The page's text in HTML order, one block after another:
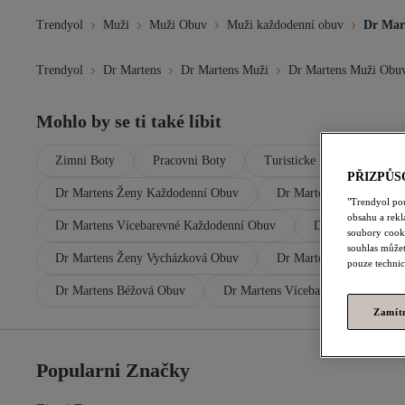
Trendyol Muži Muži Obuv Muži každodenní obuv Dr
Trendyol Dr Martens Dr Martens Muži Dr Martens Muži
Mohlo by se ti také líbit
Zimni Boty Pracovni Boty Turisticke Boty
Dr Martens Ženy Každodenní Obuv Dr Martens Hnědá
Dr Martens Vícebarevné Každodenní Obuv Dr Martens
Dr Martens Ženy Vycházková Obuv Dr Martens Ženy Boty A
Dr Martens Béžová Obuv Dr Martens Vícebarevné Obuv
Popularni Značky
"Trendyol
obsahu a
soubory
souhlas
pouze